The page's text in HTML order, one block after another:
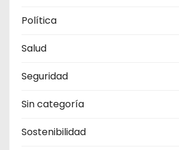
Política
Salud
Seguridad
Sin categoría
Sostenibilidad